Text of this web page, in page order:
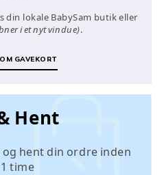
din lokale BabySam butik eller
i et nyt vindue).
GAVEKORT
Hent
hent din ordre inden
time